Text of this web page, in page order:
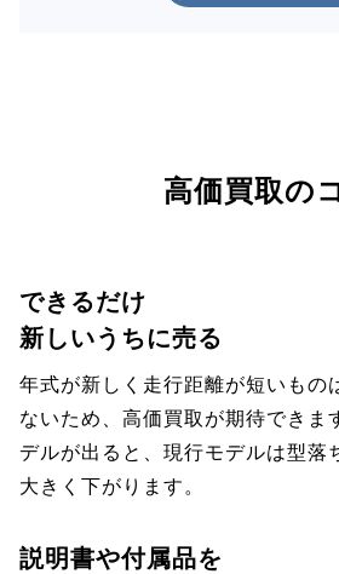
高価買取の
できるだけ
新しいうちに売る
年式が新しく走行距離が短いもの
ないため、高価買取が期待できま
デルが出ると、現行モデルは型落
大きく下がります。
説明書や付属品を